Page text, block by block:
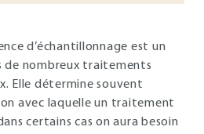
d’échantillonnage est un
de nombreux traitements
Elle détermine souvent
avec laquelle un traitement
certains cas on aura besoin